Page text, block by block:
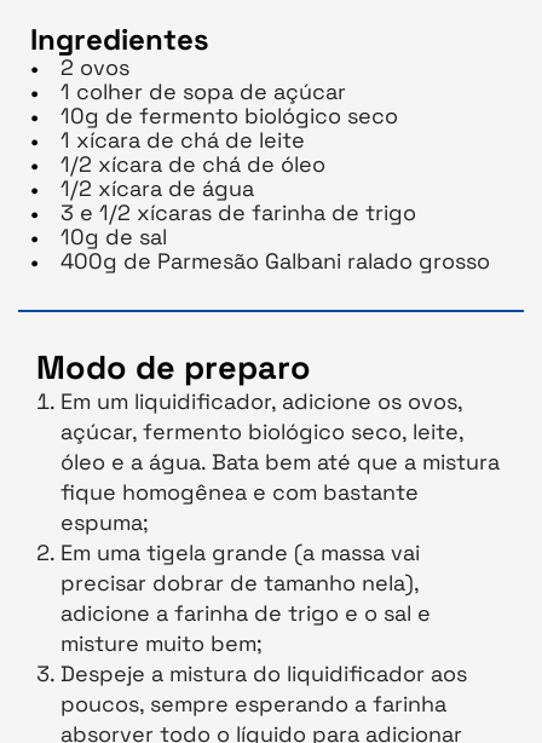
Ingredientes
2 ovos
1 colher de sopa de açúcar
10g de fermento biológico seco
1 xícara de chá de leite
1/2 xícara de chá de óleo
1/2 xícara de água
3 e 1/2 xícaras de farinha de trigo
10g de sal
400g de Parmesão Galbani ralado grosso
Modo de preparo
Em um liquidificador, adicione os ovos,
açúcar, fermento biológico seco, leite,
óleo e a água. Bata bem até que a mistura
fique homogênea e com bastante
espuma;
Em uma tigela grande (a massa vai
precisar dobrar de tamanho nela),
adicione a farinha de trigo e o sal e
misture muito bem;
Despeje a mistura do liquidificador aos
poucos, sempre esperando a farinha
absorver todo o líquido para adicionar